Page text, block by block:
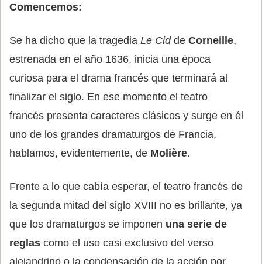
Comencemos:
Se ha dicho que la tragedia Le Cid de Corneille,
estrenada en el año 1636, inicia una época
curiosa para el drama francés que terminará al
finalizar el siglo. En ese momento el teatro
francés presenta caracteres clásicos y surge en él
uno de los grandes dramaturgos de Francia,
hablamos, evidentemente, de Molière.
Frente a lo que cabía esperar, el teatro francés de
la segunda mitad del siglo XVIII no es brillante, ya
que los dramaturgos se imponen una serie de
reglas como el uso casi exclusivo del verso
alejandrino o la condensación de la acción por